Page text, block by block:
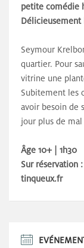
petite comédie
Délicieusement
Seymour
quartier. Pour
vitrine une
Subitement les
avoir besoin de
jour plus de
Âge 10+ | 1h30
Sur réservation
tinqueux.fr